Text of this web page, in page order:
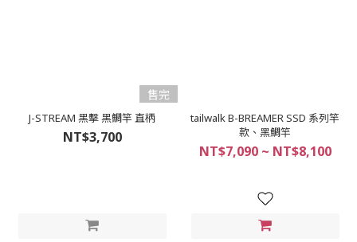
售完
J-STREAM 黑擊 黑鯛竿 直柄
NT$3,700
tailwalk B-BREAMER SSD 系列竿
款、黑鯛竿
NT$7,090 ~ NT$8,100